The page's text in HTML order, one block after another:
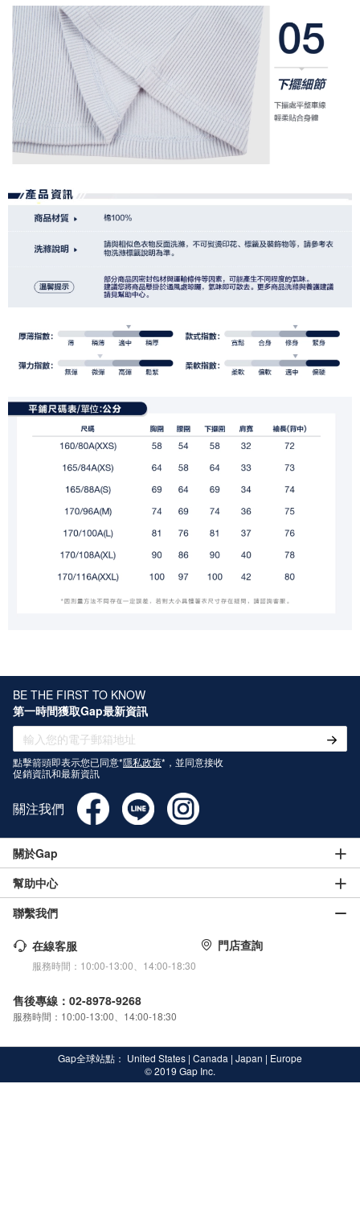
BE THE FIRST TO KNOW
第一時間獲取Gap最新資訊
點擊箭頭即表示您已同意*隱私政策*，並同意接收
促銷資訊和最新資訊
關注我們
關於Gap
幫助中心
聯繫我們
在線客服
服務時間：10:00-13:00、14:00-18:30
門店查詢
售後專線：02-8978-9268
服務時間：10:00-13:00、14:00-18:30
Gap全球站點： United States | Canada | Japan | Europe
© 2019 Gap Inc.